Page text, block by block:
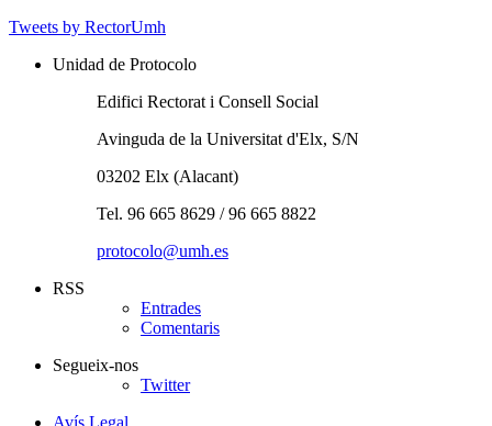
Tweets by RectorUmh
Unidad de Protocolo
Edifici Rectorat i Consell Social
Avinguda de la Universitat d'Elx, S/N
03202 Elx (Alacant)
Tel. 96 665 8629 / 96 665 8822
protocolo@umh.es
RSS
Entrades
Comentaris
Segueix-nos
Twitter
Avís Legal